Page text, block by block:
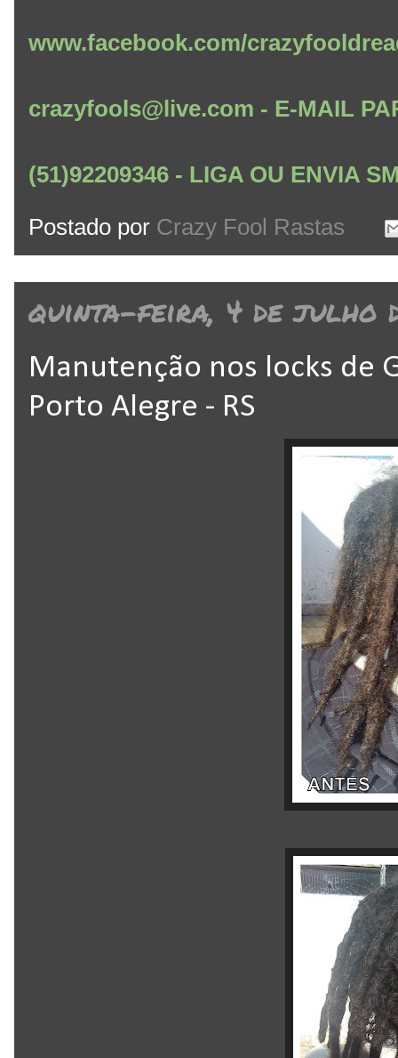
www.facebook.com/
crazyfools@live.com - E-MAIL
(51)92209346 - LIGA OU ENVIA
Postado por Crazy Fool Rastas
quinta-feira, 4 de julho
Manutenção nos locks de
Porto Alegre - RS